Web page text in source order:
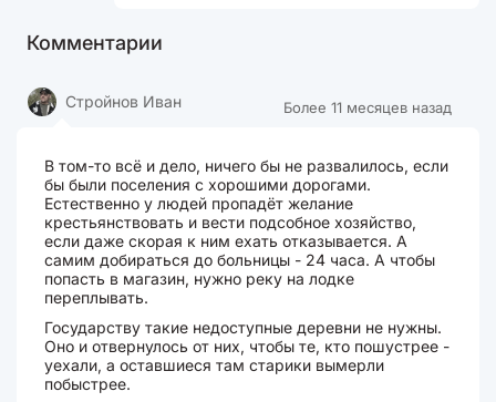
Комментарии
Более 11 месяцев назад
Стройнов Иван
В том-то всё и дело, ничего бы не развалилось, если
бы были поселения с хорошими дорогами.
Естественно у людей пропадёт желание
крестьянствовать и вести подсобное хозяйство,
если даже скорая к ним ехать отказывается. А
самим добираться до больницы - 24 часа. А чтобы
попасть в магазин, нужно реку на лодке
переплывать.
Государству такие недоступные деревни не нужны.
Оно и отвернулось от них, чтобы те, кто пошустрее -
уехали, а оставшиеся там старики вымерли
побыстрее.